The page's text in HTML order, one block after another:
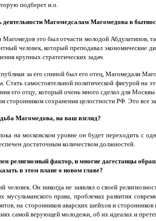
подберет и.о.
Магомедсалам Магомедова в
это был отчасти молодой Абдулатипов,
человек, который преподавал экономические
крупных стратегических задач.
за его спиной был его отец, Магомедали
Стать самостоятельной политической фигурой на
его отцу, который очень много сделал для
сторонником сохранения целостности РФ. Это все
Магомедова, на ваш взгляд?
на московском уровне он будет переходить с
достаточным количеством должностей.
религиозный фактор, и многие дагестанцы
в этом плане о новом главе?
человек. Он никогда не заявлял о своей
мусульманского права, проблемах развития
на сторонников аварских шейхов и
самой верующей молодежи, об их идеалах и